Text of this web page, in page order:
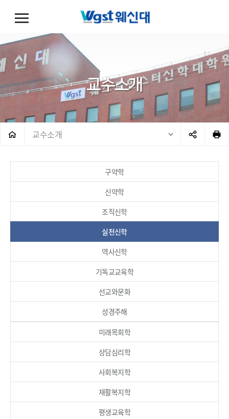
교수소개
교수소개
구약학
신약학
조직신학
실천신학
역사신학
기독교교육학
선교와문화
성경주해
미래목회학
상담심리학
사회복지학
재활복지학
평생교육학